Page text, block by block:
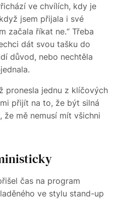
ve chvílích, kdy je
jsem přijala i své
začala říkat ne.“ Třeba
dát svou tašku do
důvod, nebo nechtěla
pronesla jednu z klíčových
přijít na to, že být silná
že mě nemusí mít všichni
čas na program
ve stylu stand-up